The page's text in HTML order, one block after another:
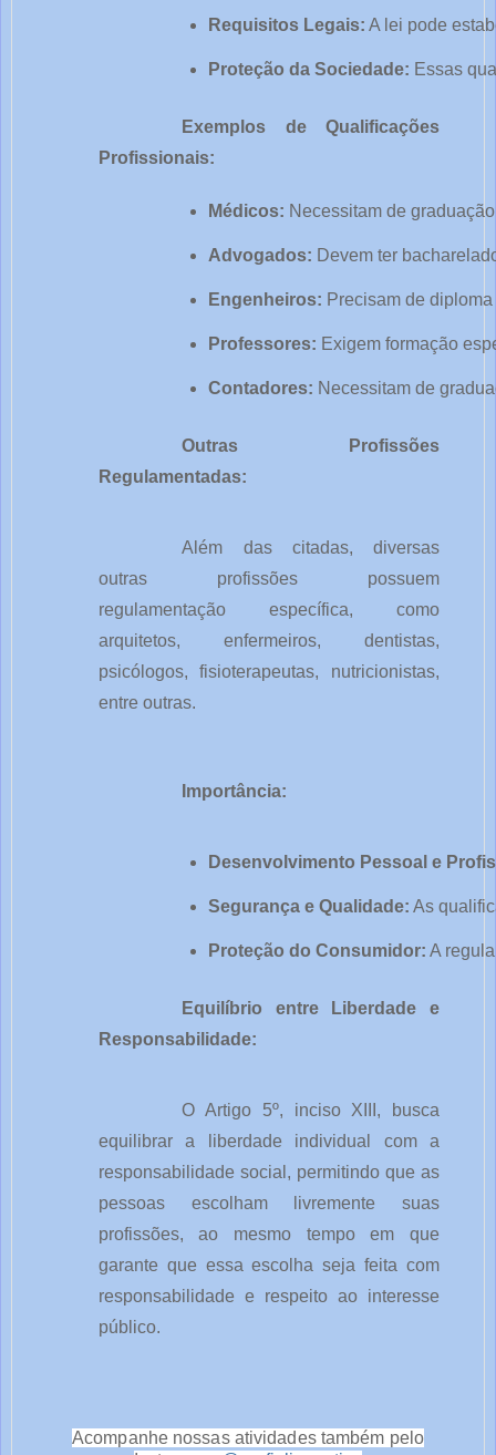
Requisitos Legais: A lei pode
Proteção da Sociedade: Essas
Exemplos de Qualificações
Profissionais:
Médicos: Necessitam de
Advogados: Devem ter
Engenheiros: Precisam de
Professores: Exigem formação
Contadores: Necessitam de
Outras Profissões
Regulamentadas:
Além das citadas, diversas
outras profissões possuem
regulamentação específica, como
arquitetos, enfermeiros, dentistas,
psicólogos, fisioterapeutas, nutricionistas,
entre outras.
Importância:
Desenvolvimento Pessoal e
Segurança e Qualidade: As
Proteção do Consumidor: A
Equilíbrio entre Liberdade e
Responsabilidade:
O Artigo 5º, inciso XIII, busca
equilibrar a liberdade individual com a
responsabilidade social, permitindo que as
pessoas escolham livremente suas
profissões, ao mesmo tempo em que
garante que essa escolha seja feita com
responsabilidade e respeito ao interesse
público.
Acompanhe nossas atividades também pelo